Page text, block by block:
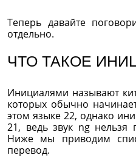
Теперь давайте
отдельно.
ЧТО ТАКОЕ
Инициалями называют
которых обычно
этом языке 22, однако
21, ведь звук ng нельзя
Ниже мы приводим
перевод.